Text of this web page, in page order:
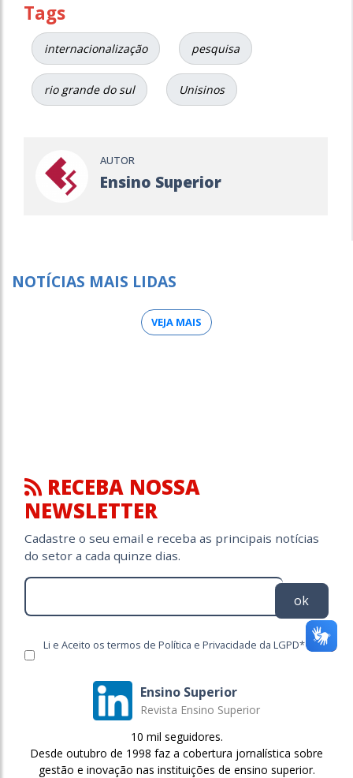
Tags
internacionalização pesquisa
rio grande do sul Unisinos
AUTOR
Ensino Superior
NOTÍCIAS MAIS LIDAS
VEJA MAIS
RECEBA NOSSA
NEWSLETTER
Cadastre o seu email e receba as principais notícias
do setor a cada quinze dias.
ok
Li e Aceito os termos de Política e Privacidade da LGPD*
Ensino Superior
Revista Ensino Superior
10 mil seguidores.
Desde outubro de 1998 faz a cobertura jornalística sobre
gestão e inovação nas instituições de ensino superior.